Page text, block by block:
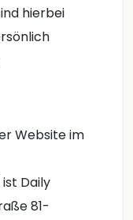
hierbei
Website im
Daily
81-